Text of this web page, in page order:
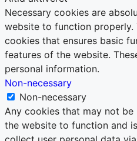
Necessary cookies are
website to function
cookies that ensures basic
features of the website.
personal information.
Non-necessary
Non-necessary
Any cookies that may not
the website to function and